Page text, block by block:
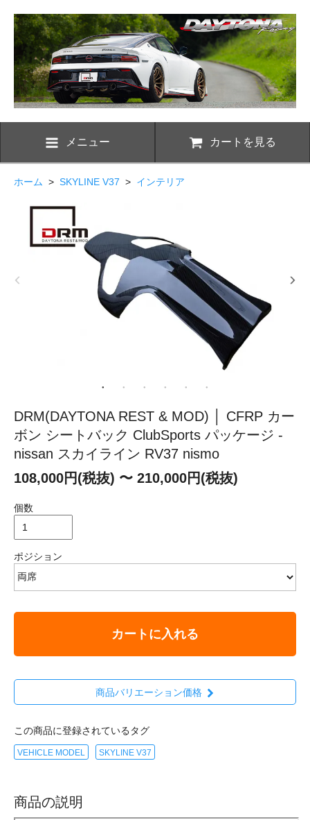
メニュー カートを見る
ホーム > SKYLINE V37 > インテリア
DRM(DAYTONA REST & MOD) │ CFRP カー
ボン シートバック ClubSports パッケージ -
nissan スカイライン RV37 nismo
108,000円(税抜) 〜 210,000円(税抜)
個数
ポジション
カートに入れる
商品バリエーション価格
この商品に登録されているタグ
VEHICLE MODEL SKYLINE V37
商品の説明